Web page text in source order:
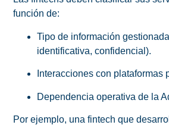
función de:
Tipo de información
identificativa, confidencial).
Interacciones con plataformas
Dependencia operativa de la
Por ejemplo, una fintech que